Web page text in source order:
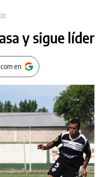
y sigue líder
en